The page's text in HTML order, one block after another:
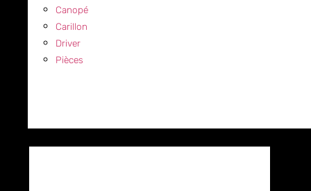
Canopé
Carillon
Driver
Pièces